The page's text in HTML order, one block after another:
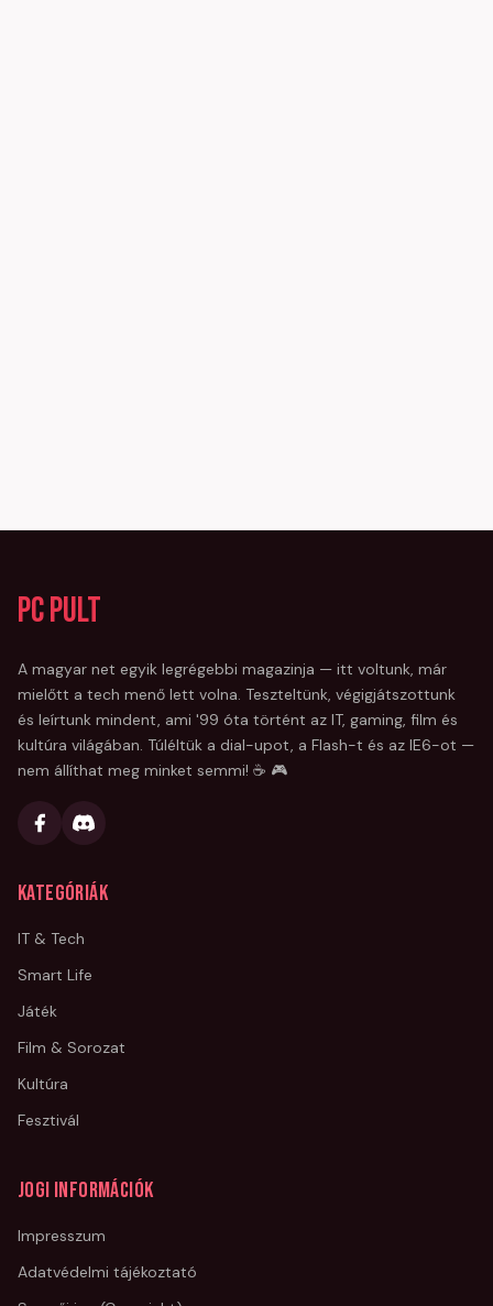
PC Pult
A magyar net egyik legrégebbi magazinja — itt voltunk, már
mielőtt a tech menő lett volna. Teszteltünk, végigjátszottunk
és leírtunk mindent, ami '99 óta történt az IT, gaming, film és
kultúra világában. Túléltük a dial-upot, a Flash-t és az IE6-ot —
nem állíthat meg minket semmi! ☕ 🎮
Kategóriák
IT & Tech
Smart Life
Játék
Film & Sorozat
Kultúra
Fesztivál
Jogi információk
Impresszum
Adatvédelmi tájékoztató